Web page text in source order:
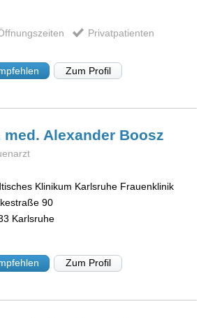
Privatpatienten
Zum Profil
med. Alexander Boosz
Klinikum Karlsruhe Frauenklinik
90
Karlsruhe
Zum Profil